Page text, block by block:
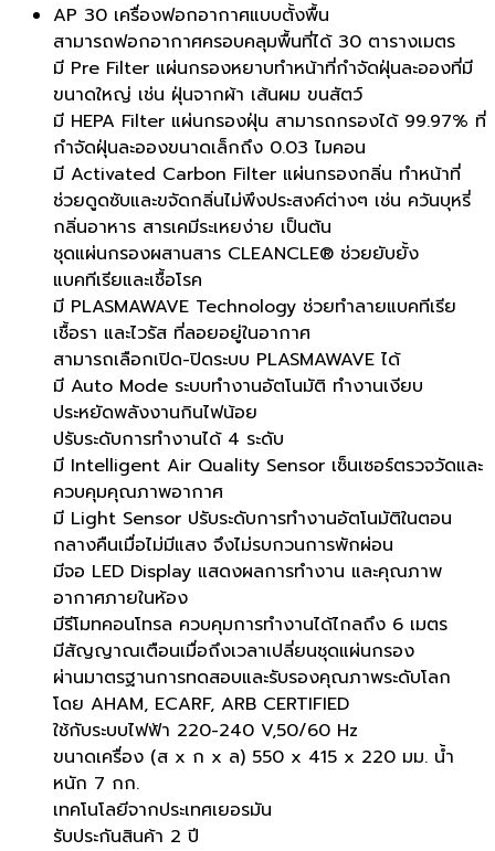
AP 30 เครื่องฟอกอากาศแบบตั้งพื้น
สามารถฟอกอากาศครอบคลุมพื้นที่ได้ 30 ตารางเมตร
มี Pre Filter แผ่นกรองหยาบทำหน้าที่กำจัดฝุ่นละอองที่มี
ขนาดใหญ่ เช่น ฝุ่นจากผ้า เส้นผม ขนสัตว์
มี HEPA Filter แผ่นกรองฝุ่น สามารถกรองได้ 99.97% ที่
กำจัดฝุ่นละอองขนาดเล็กถึง 0.03 ไมคอน
มี Activated Carbon Filter แผ่นกรองกลิ่น ทำหน้าที่
ช่วยดูดซับและขจัดกลิ่นไม่พึงประสงค์ต่างๆ เช่น ควันบุหรี่
กลิ่นอาหาร สารเคมีระเหยง่าย เป็นต้น
ชุดแผ่นกรองผสานสาร CLEANCLE® ช่วยยับยั้ง
แบคทีเรียและเชื้อโรค
มี PLASMAWAVE Technology ช่วยทำลายแบคทีเรีย
เชื้อรา และไวรัส ที่ลอยอยู่ในอากาศ
สามารถเลือกเปิด-ปิดระบบ PLASMAWAVE ได้
มี Auto Mode ระบบทำงานอัตโนมัติ ทำงานเงียบ
ประหยัดพลังงานกินไฟน้อย
ปรับระดับการทำงานได้ 4 ระดับ
มี Intelligent Air Quality Sensor เซ็นเซอร์ตรวจวัดและ
ควบคุมคุณภาพอากาศ
มี Light Sensor ปรับระดับการทำงานอัตโนมัติในตอน
กลางคืนเมื่อไม่มีแสง จึงไม่รบกวนการพักผ่อน
มีจอ LED Display แสดงผลการทำงาน และคุณภาพ
อากาศภายในห้อง
มีรีโมทคอนโทรล ควบคุมการทำงานได้ไกลถึง 6 เมตร
มีสัญญาณเตือนเมื่อถึงเวลาเปลี่ยนชุดแผ่นกรอง
ผ่านมาตรฐานการทดสอบและรับรองคุณภาพระดับโลก
โดย AHAM, ECARF, ARB CERTIFIED
ใช้กับระบบไฟฟ้า 220-240 V,50/60 Hz
ขนาดเครื่อง (ส x ก x ล) 550 x 415 x 220 มม. น้ำ
หนัก 7 กก.
เทคโนโลยีจากประเทศเยอรมัน
รับประกันสินค้า 2 ปี